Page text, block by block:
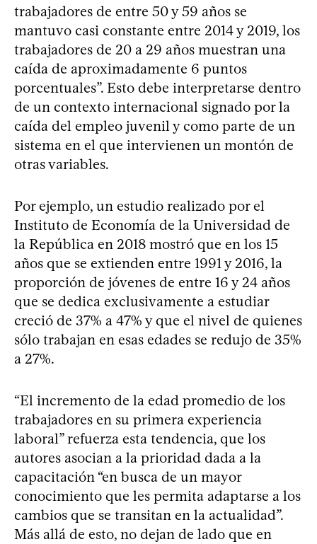
trabajadores de entre 50 y 59 años se
mantuvo casi constante entre 2014 y 2019, los
trabajadores de 20 a 29 años muestran una
caída de aproximadamente 6 puntos
porcentuales”. Esto debe interpretarse dentro
de un contexto internacional signado por la
caída del empleo juvenil y como parte de un
sistema en el que intervienen un montón de
otras variables.
Por ejemplo, un estudio realizado por el
Instituto de Economía de la Universidad de
la República en 2018 mostró que en los 15
años que se extienden entre 1991 y 2016, la
proporción de jóvenes de entre 16 y 24 años
que se dedica exclusivamente a estudiar
creció de 37% a 47% y que el nivel de quienes
sólo trabajan en esas edades se redujo de 35%
a 27%.
“El incremento de la edad promedio de los
trabajadores en su primera experiencia
laboral” refuerza esta tendencia, que los
autores asocian a la prioridad dada a la
capacitación “en busca de un mayor
conocimiento que les permita adaptarse a los
cambios que se transitan en la actualidad”.
Más allá de esto, no dejan de lado que en